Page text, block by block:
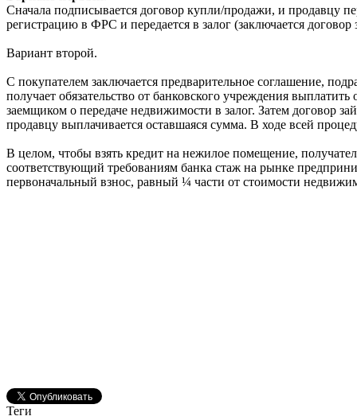
Сначала подписывается договор купли/продажи, и продавцу
регистрацию в ФРС и передается в залог (заключается
Вариант второй.
С покупателем заключается предварительное соглашение,
получает обязательство от банковского учреждения
заемщиком о передаче недвижимости в залог. Затем договор
продавцу выплачивается оставшаяся сумма. В ходе всей
В целом, чтобы взять кредит на нежилое помещение,
соответствующий требованиям банка стаж на рынке
первоначальный взнос, равный ¼ части от стоимости
Теги